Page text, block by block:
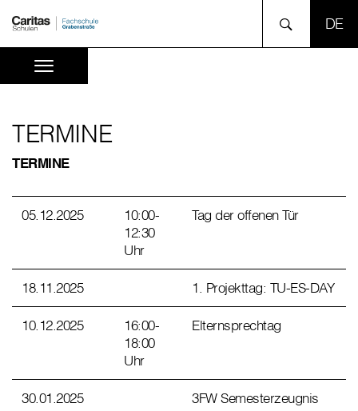
TERMINE
TERMINE
05.12.2025
10:00-
12:30
Uhr
Tag der offenen Tür
18.11.2025 1. Projekttag: TU-ES-DAY
10.12.2025
16:00-
18:00
Uhr
Elternsprechtag
30.01.2025 3FW Semesterzeugnis